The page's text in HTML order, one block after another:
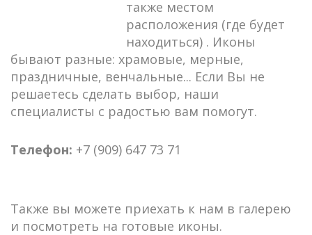
также местом
расположения (где будет
находиться) . Иконы
бывают разные: храмовые, мерные,
праздничные, венчальные... Если Вы не
решаетесь сделать выбор, наши
специалисты с радостью вам помогут.
Телефон: +7 (909) 647 73 71
Также вы можете приехать к нам в галерею
и посмотреть на готовые иконы.